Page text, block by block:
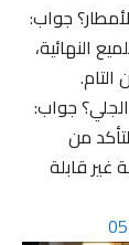
جواب:
جواب:
من
قابلة